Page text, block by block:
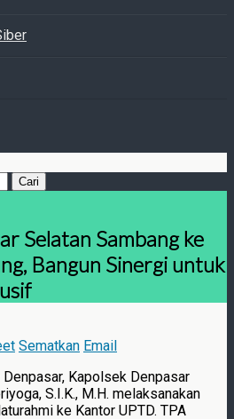
Selatan Sambang ke
Bangun Sinergi untuk
Sematkan Email
Kapolsek Denpasar
S.I.K., M.H. melaksanakan
ke Kantor UPTD. TPA